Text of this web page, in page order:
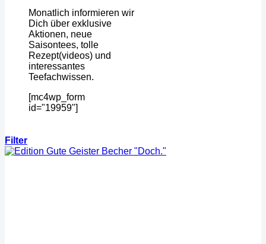
Monatlich informieren wir
Dich über exklusive
Aktionen, neue
Saisontees, tolle
Rezept(videos) und
interessantes
Teefachwissen.
[mc4wp_form
id="19959"]
Filter